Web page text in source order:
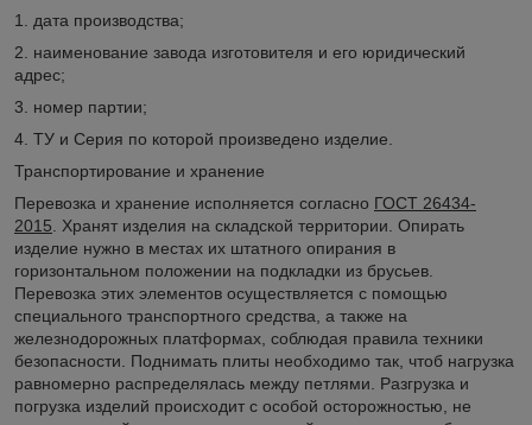
1. дата производства;
2. наименование завода изготовителя и его юридический
адрес;
3. номер партии;
4. ТУ и Серия по которой произведено изделие.
Транспортирование и хранение
Перевозка и хранение исполняется согласно ГОСТ 26434-
2015. Хранят изделия на складской территории. Опирать
изделие нужно в местах их штатного опирания в
горизонтальном положении на подкладки из брусьев.
Перевозка этих элементов осуществляется с помощью
специального транспортного средства, а также на
железнодорожных платформах, соблюдая правила техники
безопасности. Поднимать плиты необходимо так, чтоб нагрузка
равномерно распределялась между петлями. Разгрузка и
погрузка изделий происходит с особой осторожностью, не